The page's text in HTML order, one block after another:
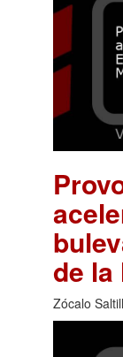
de la
Zócalo